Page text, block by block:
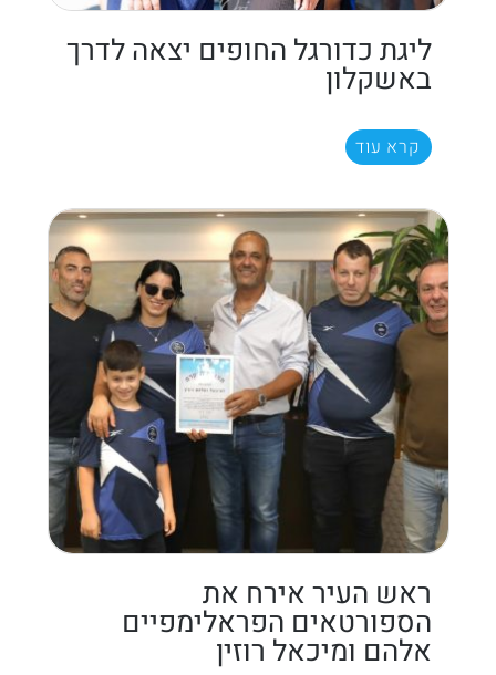
ליגת כדורגל החופים יצאה לדרך
באשקלון
קרא עוד
ראש העיר אירח את
הספורטאים הפראלימפיים
אלהם ומיכאל רוזין